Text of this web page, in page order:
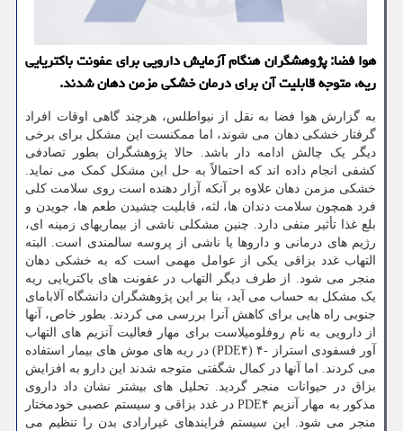
هوا فضا: پژوهشگران هنگام آزمایش دارویی برای عفونت باکتریایی
ریه، متوجه قابلیت آن برای درمان خشکی مزمن دهان شدند.
به گزارش هوا فضا به نقل از نیواطلس، هرچند گاهی اوقات افراد
گرفتار خشکی دهان می شوند، اما ممکنست این مشکل برای برخی
دیگر یک چالش ادامه دار باشد. حالا پژوهشگران بطور تصادفی
کشفی انجام داده اند که احتمالاً به حل این مشکل کمک می نماید.
خشکی مزمن دهان علاوه بر آنکه آزار دهنده است روی سلامت کلی
فرد همچون سلامت دندان ها، لثه، قابلیت چشیدن طعم ها، جویدن و
بلع غذا تأثیر منفی دارد. چنین مشکلی ناشی از بیماریهای زمینه ای،
رژیم های درمانی و داروها یا ناشی از پروسه سالمندی است. البته
التهاب غدد بزاقی یکی از عوامل مهمی است که به خشکی دهان
منجر می شود. از طرف دیگر التهاب در عفونت های باکتریایی ریه
یک مشکل به حساب می آید، بنا بر این پژوهشگران دانشگاه آلابامای
جنوبی راه هایی برای کاهش آنرا بررسی می کردند. بطور خاص، آنها
از دارویی به نام روفلومیلاست برای مهار فعالیت آنزیم های التهاب
آور فسفودی استراز -۴ (PDE۴) در ریه های موش های بیمار استفاده
می کردند. اما آنها در کمال شگفتی متوجه شدند این دارو به افزایش
بزاق در حیوانات منجر گردید. تحلیل های بیشتر نشان داد داروی
مذکور به مهار آنزیم PDE۴ در غدد بزاقی و سیستم عصبی خودمختار
منجر می شود. این سیستم فرایندهای غیرارادی بدن را تنظیم می